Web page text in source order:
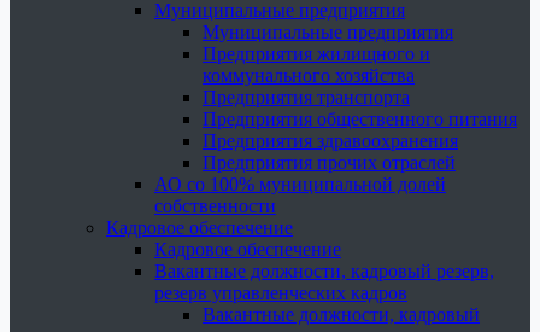
Муниципальные предприятия
Муниципальные предприятия
Предприятия жилищного и
коммунального хозяйства
Предприятия транспорта
Предприятия общественного питания
Предприятия здравоохранения
Предприятия прочих отраслей
АО со 100% муниципальной долей
собственности
Кадровое обеспечение
Кадровое обеспечение
Вакантные должности, кадровый резерв,
резерв управленческих кадров
Вакантные должности, кадровый